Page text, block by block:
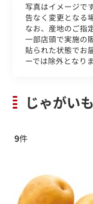
写真はイメージで
告なく変更となる
なお、産地のご指
一部店頭で実施の
貼られた状態でお
ーでは除外となりま
じゃがい
9件